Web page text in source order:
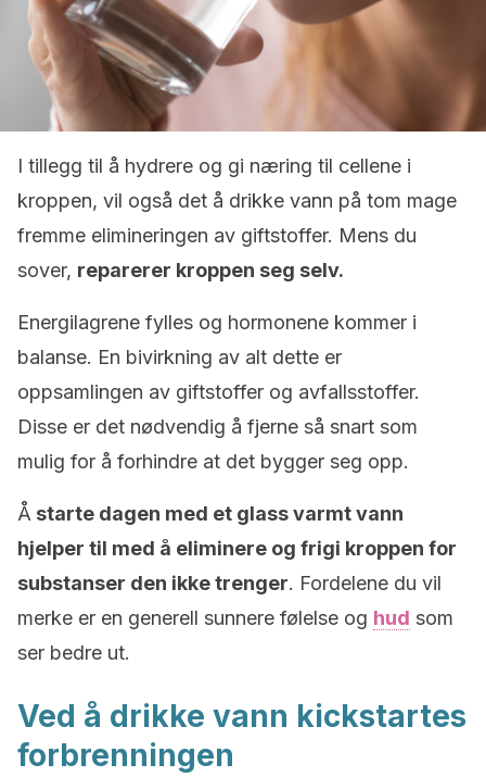
I tillegg til å hydrere og gi næring til cellene i
kroppen, vil også det å drikke vann på tom mage
fremme elimineringen av giftstoffer. Mens du
sover, reparerer kroppen seg selv.
Energilagrene fylles og hormonene kommer i
balanse. En bivirkning av alt dette er
oppsamlingen av giftstoffer og avfallsstoffer.
Disse er det nødvendig å fjerne så snart som
mulig for å forhindre at det bygger seg opp.
Å starte dagen med et glass varmt vann
hjelper til med å eliminere og frigi kroppen for
substanser den ikke trenger. Fordelene du vil
merke er en generell sunnere følelse og hud som
ser bedre ut.
Ved å drikke vann kickstartes
forbrenningen